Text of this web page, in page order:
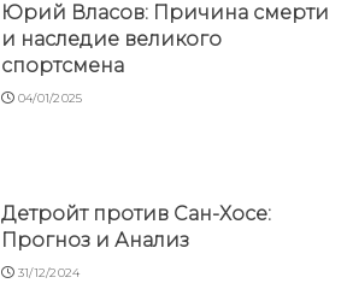
Юрий Власов: Причина смерти
и наследие великого
спортсмена
04/01/2025
Детройт против Сан-Хосе:
Прогноз и Анализ
31/12/2024